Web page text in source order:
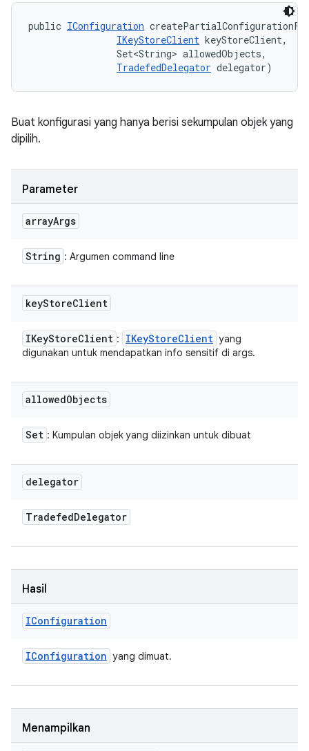
public IConfiguration
IKeyStoreClient keyStoreClient,
                Set<String> allowedObjects,
TradefedDelegator delegator)
Buat konfigurasi yang hanya berisi sekumpulan objek yang
dipilih.
Parameter
arrayArgs
String : Argumen command line
keyStoreClient
IKeyStoreClient : IKeyStoreClient yang
digunakan untuk mendapatkan info sensitif di args.
allowedObjects
Set : Kumpulan objek yang diizinkan untuk dibuat
delegator
TradefedDelegator
Hasil
IConfiguration
IConfiguration yang dimuat.
Menampilkan